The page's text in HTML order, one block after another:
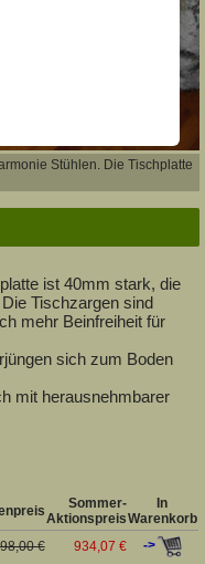
Stühlen. Die Tischplatte
ist 40mm stark, die
Tischzargen sind
mehr Beinfreiheit für
sich zum Boden
mit herausnehmbarer
Sommer-
Aktionspreis
In
Warenkorb
€ 934,07 €
->